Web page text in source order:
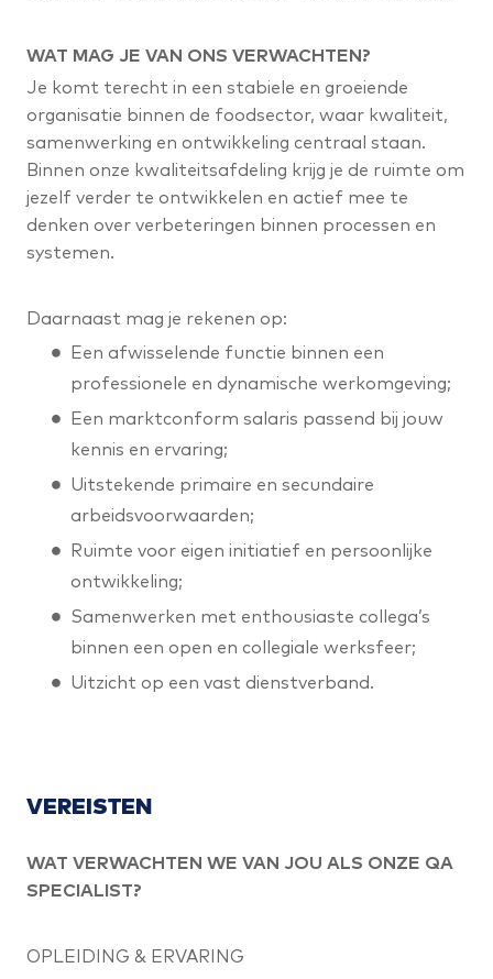
WAT MAG JE VAN ONS VERWACHTEN?
Je komt terecht in een stabiele en groeiende
organisatie binnen de foodsector, waar kwaliteit,
samenwerking en ontwikkeling centraal staan.
Binnen onze kwaliteitsafdeling krijg je de ruimte om
jezelf verder te ontwikkelen en actief mee te
denken over verbeteringen binnen processen en
systemen.
Daarnaast mag je rekenen op:
Een afwisselende functie binnen een
professionele en dynamische werkomgeving;
Een marktconform salaris passend bij jouw
kennis en ervaring;
Uitstekende primaire en secundaire
arbeidsvoorwaarden;
Ruimte voor eigen initiatief en persoonlijke
ontwikkeling;
Samenwerken met enthousiaste collega’s
binnen een open en collegiale werksfeer;
Uitzicht op een vast dienstverband.
VEREISTEN
WAT VERWACHTEN WE VAN JOU ALS ONZE QA
SPECIALIST?
OPLEIDING & ERVARING